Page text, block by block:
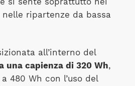
ripartenze da bassa
all’interno del
una capienza di 320 Wh,
480 Wh con l’uso del